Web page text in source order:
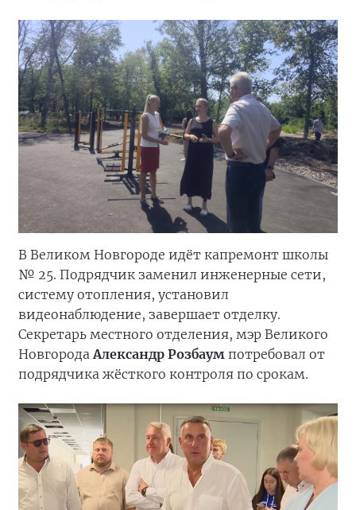
В Великом Новгороде идёт капремонт школы
№ 25. Подрядчик заменил инженерные сети,
систему отопления, установил
видеонаблюдение, завершает отделку.
Секретарь местного отделения, мэр Великого
Новгорода Александр Розбаум потребовал от
подрядчика жёсткого контроля по срокам.